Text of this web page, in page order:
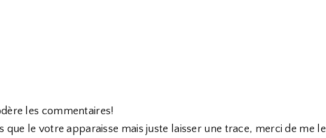
les commentaires!
que le votre apparaisse mais juste laisser une trace, merci de me le